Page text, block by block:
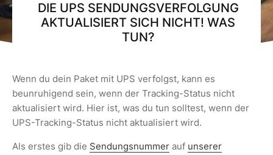
DIE UPS SENDUNGSVERFOLGUNG
AKTUALISIERT SICH NICHT! WAS
TUN?
Wenn du dein Paket mit UPS verfolgst, kann es
beunruhigend sein, wenn der Tracking-Status nicht
aktualisiert wird. Hier ist, was du tun solltest, wenn der
UPS-Tracking-Status nicht aktualisiert wird.
Als erstes gib die Sendungsnummer auf unserer